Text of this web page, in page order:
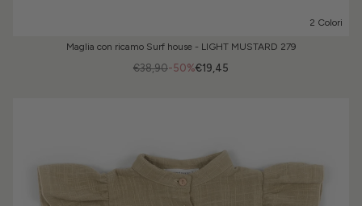
2 Colori
Maglia con ricamo Surf house - LIGHT MUSTARD 279
-50%
€38,90 €19,45